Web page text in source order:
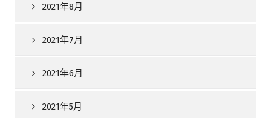
2021年8月
2021年7月
2021年6月
2021年5月